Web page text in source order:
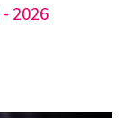
2026